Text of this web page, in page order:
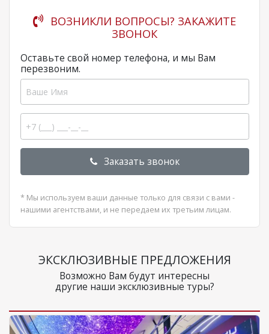
ВОЗНИКЛИ ВОПРОСЫ? ЗАКАЖИТЕ
ЗВОНОК
Оставьте свой номер телефона, и мы Вам
перезвоним.
Заказать звонок
* Мы используем ваши данные только для связи с вами -
нашими агентствами, и не передаем их третьим лицам.
ЭКСКЛЮЗИВНЫЕ ПРЕДЛОЖЕНИЯ
Возможно Вам будут интересны
другие наши эксклюзивные туры?